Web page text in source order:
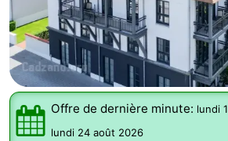
Chaumières
-
Bad
Meersee
-
Beach
Offre de dernière minute: lundi
lundi 24 août 2026